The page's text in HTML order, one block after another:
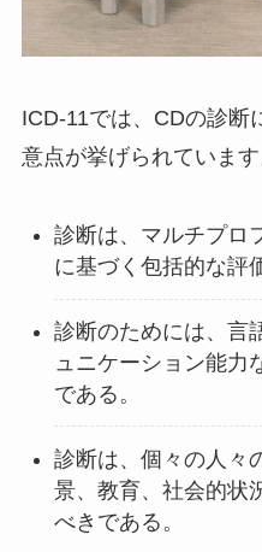
ICD-11では、CDの診断
意点が挙げられています
診断は、マルチプロ
に基づく包括的な評
診断のためには、言
ュニケーション能力
である。
診断は、個々の人々
景、教育、社会的状
べきである。